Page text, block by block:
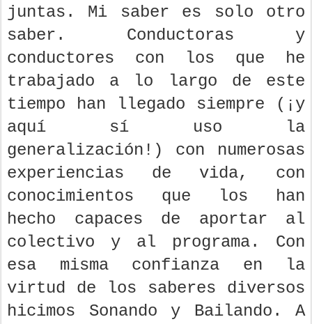
juntas. Mi saber es solo otro
saber. Conductoras y
conductores con los que he
trabajado a lo largo de este
tiempo han llegado siempre (¡y
aquí sí uso la
generalización!) con numerosas
experiencias de vida, con
conocimientos que los han
hecho capaces de aportar al
colectivo y al programa. Con
esa misma confianza en la
virtud de los saberes diversos
hicimos Sonando y Bailando. A